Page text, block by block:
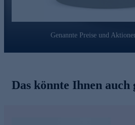
Genannte Preise und
Das könnte Ihnen auch